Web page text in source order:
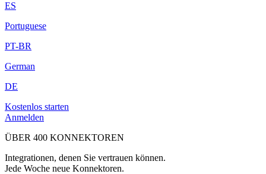
ES
Portuguese
PT-BR
German
DE
Kostenlos starten
Anmelden
ÜBER 400 KONNEKTOREN
Integrationen, denen Sie vertrauen können.
Jede Woche neue Konnektoren.